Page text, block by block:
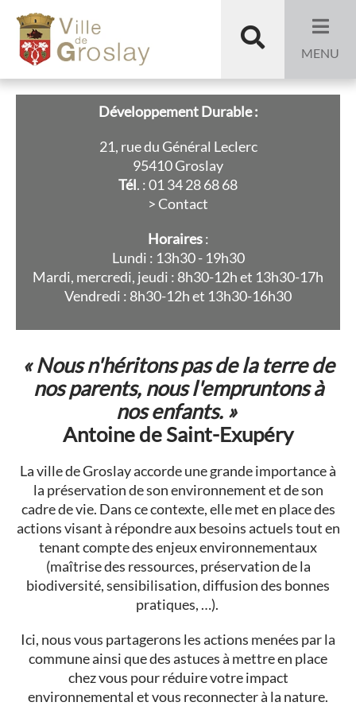
Aller à la recherche
Développement
durable
Recherche
MENU
Développement Durable :
21, rue du Général Leclerc
95410 Groslay
Tél. : 01 34 28 68 68
> Contact
Horaires:
Lundi : 13h30 - 19h30
Mardi, mercredi, jeudi : 8h30-12h et 13h30-17h
Vendredi : 8h30-12h et 13h30-16h30
« Nous n'héritons pas de la terre de
nos parents, nous l'empruntons à
nos enfants. »
Antoine de Saint-Exupéry
La ville de Groslay accorde une grande importance à
la préservation de son environnement et de son
cadre de vie. Dans ce contexte, elle met en place des
actions visant à répondre aux besoins actuels tout en
tenant compte des enjeux environnementaux
(maîtrise des ressources, préservation de la
biodiversité, sensibilisation, diffusion des bonnes
pratiques, …).
Ici, nous vous partagerons les actions menées par la
commune ainsi que des astuces à mettre en place
chez vous pour réduire votre impact
environnemental et vous reconnecter à la nature.